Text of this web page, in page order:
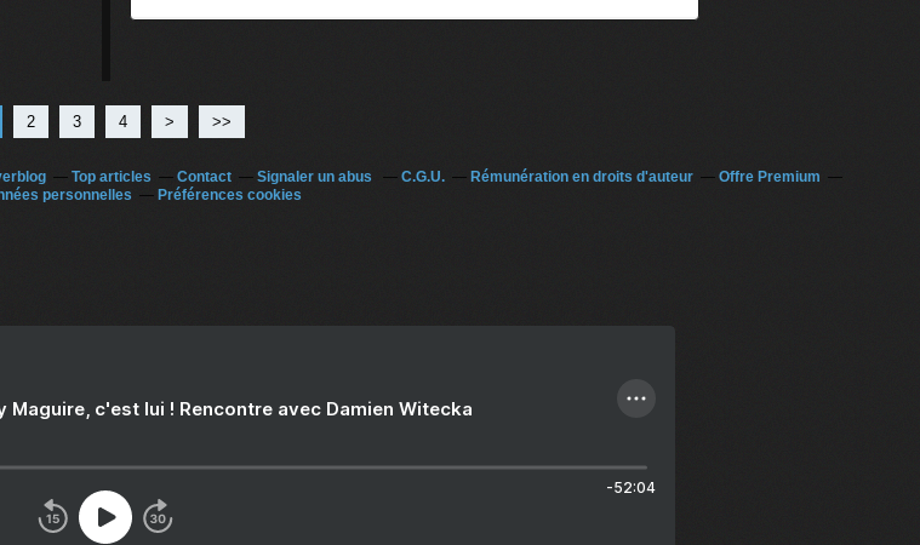
2 3 4 > >>
Top articles Contact Signaler un abus C.G.U. Rémunération en droits d'auteur
Offre Premium
personnelles
Préférences cookies
Maguire, c'est lui ! Rencontre avec Damien Witecka
-52:04